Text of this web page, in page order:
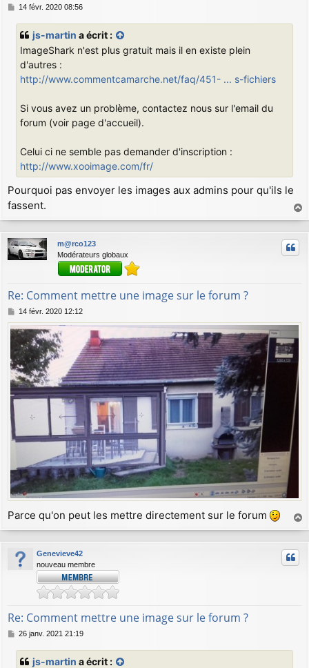
M14 févr. 2020 08:56
js-martin a écrit :
ImageShark n'est plus gratuit mais il en existe plein
d'autres :
http://www.commentcamarche.net/faq/451- ... s-fichiers
Si vous avez un problème, contactez nous sur l'email du
forum (voir page d'accueil).
Celui ci ne semble pas demander d'inscription :
http://www.xooimage.com/fr/
Pourquoi pas envoyer les images aux admins pour qu'ils le
fassent.
a
u
m@rco123
Modérateurs globaux
Re: Comment mettre une image sur le forum ?
M
e
s
a
g
e
14 févr. 2020 12:12
Parce qu'on peut les mettre directement sur le forum
a
u
Genevieve42
nouveau membre
Re: Comment mettre une image sur le forum ?
M
26 janv. 2021 21:19
js-martin a écrit :